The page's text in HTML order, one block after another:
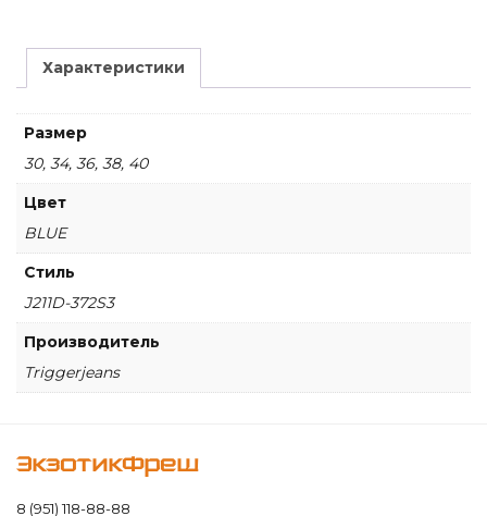
wash
Jeans
Характеристики
Размер
30, 34, 36, 38, 40
Цвет
BLUE
Стиль
J211D-372S3
Производитель
Triggerjeans
ЭкзотикФреш
8 (951) 118-88-88